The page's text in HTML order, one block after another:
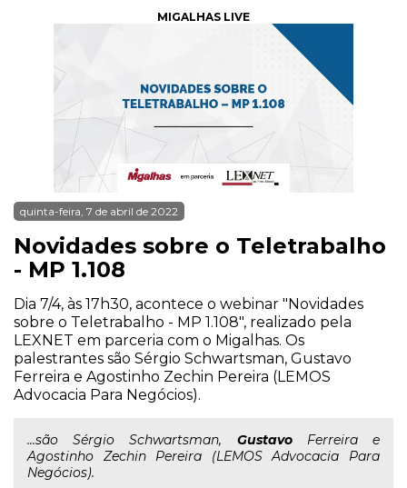
MIGALHAS LIVE
quinta-feira, 7 de abril de 2022
Novidades sobre o Teletrabalho
- MP 1.108
Dia 7/4, às 17h30, acontece o webinar "Novidades
sobre o Teletrabalho - MP 1.108", realizado pela
LEXNET em parceria com o Migalhas. Os
palestrantes são Sérgio Schwartsman, Gustavo
Ferreira e Agostinho Zechin Pereira (LEMOS
Advocacia Para Negócios).
...são Sérgio Schwartsman, GustavoFerreira e
Agostinho Zechin Pereira (LEMOS Advocacia Para
Negócios).